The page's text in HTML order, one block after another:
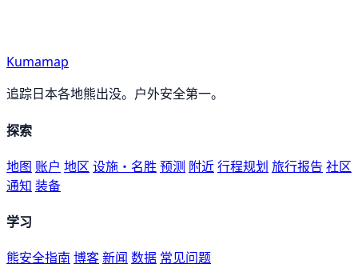
Kumamap
追踪日本各地熊出没。户外安全第一。
探索
地图 账户 地区 设施・名胜 预测 附近行程规划 旅行报告 社区
通知 装备
学习
熊安全指南 博客新闻 数据 常见问题